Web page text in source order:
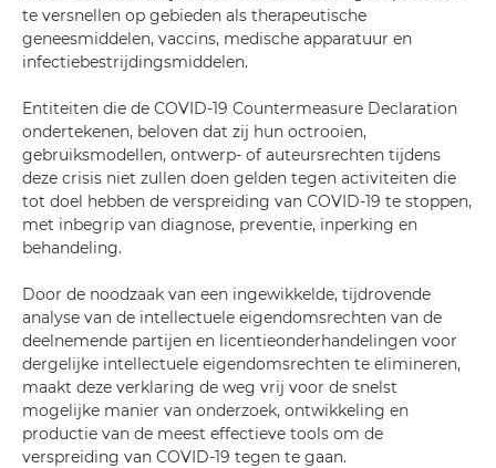
te versnellen op gebieden als therapeutische
geneesmiddelen, vaccins, medische apparatuur en
infectiebestrijdingsmiddelen.
Entiteiten die de COVID-19 Countermeasure Declaration
ondertekenen, beloven dat zij hun octrooien,
gebruiksmodellen, ontwerp- of auteursrechten tijdens
deze crisis niet zullen doen gelden tegen activiteiten die
tot doel hebben de verspreiding van COVID-19 te stoppen,
met inbegrip van diagnose, preventie, inperking en
behandeling.
Door de noodzaak van een ingewikkelde, tijdrovende
analyse van de intellectuele eigendomsrechten van de
deelnemende partijen en licentieonderhandelingen voor
dergelijke intellectuele eigendomsrechten te elimineren,
maakt deze verklaring de weg vrij voor de snelst
mogelijke manier van onderzoek, ontwikkeling en
productie van de meest effectieve tools om de
verspreiding van COVID-19 tegen te gaan.